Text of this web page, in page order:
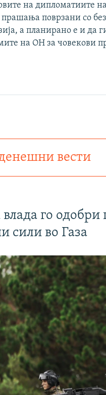
на дипломатиите
прашања поврзани со
а планирано е и да
на ОН за човекови
вести
влада го
сили во Газа